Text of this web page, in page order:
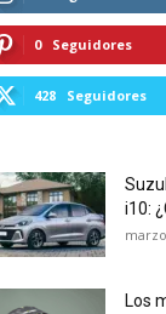
0 Seguidores
428 Seguidores
i10:
Los